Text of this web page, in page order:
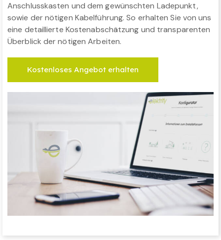
Anschlusskasten und dem gewünschten Ladepunkt,
sowie der nötigen Kabelführung. So erhalten Sie von uns
eine detaillierte Kostenabschätzung und transparenten
Überblick der nötigen Arbeiten.
Kostenloses Angebot erhalten